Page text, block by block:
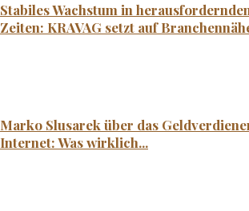
Stabiles Wachstum in
Zeiten: KRAVAG setzt auf
Marko Slusarek über das
Internet: Was wirklich...